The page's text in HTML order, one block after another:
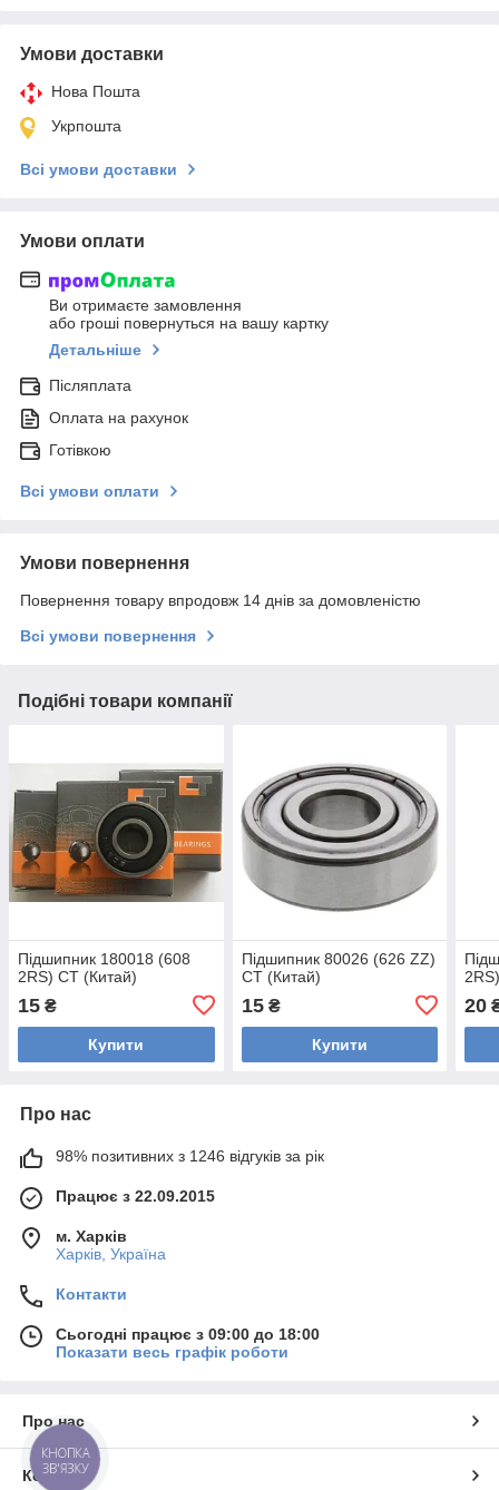
Умови доставки
Нова Пошта
Укрпошта
Всі умови доставки
Умови оплати
Ви отримаєте замовлення
або гроші повернуться на вашу картку
Детальніше
Післяплата
Оплата на рахунок
Готівкою
Всі умови оплати
Умови повернення
Повернення товару впродовж 14 днів за домовленістю
Всі умови повернення
Подібні товари компанії
Підшипник 180018 (608
2RS) CT (Китай)
15 ₴
Купити
Підшипник 80026 (626 ZZ)
CT (Китай)
15₴
Купити
20
Про нас
98% позитивних з 1246 відгуків за рік
Працює з 22.09.2015
м. Харків
Харків, Україна
Контакти
Сьогодні працює з 09:00 до 18:00
Показати весь графік роботи
Про нас
Контакти
КНОПКА
ЗВ'ЯЗКУ